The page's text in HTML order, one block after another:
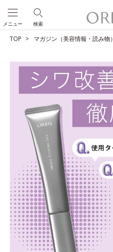
検索
メニュー
TOP マガジン（美容情報・読み物）